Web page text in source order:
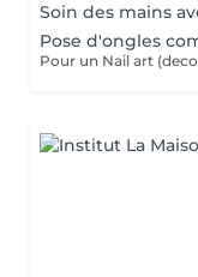
Soin des mains
Pose d'ongles